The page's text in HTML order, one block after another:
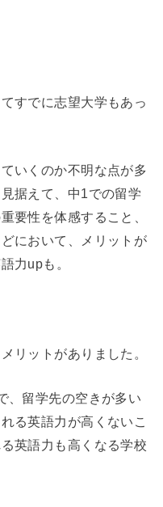
すでに志望大学もあっ
いくのか不明な点が多
据えて、中1での留学
要性を体感すること、
において、メリットが
力upも。
リットがありました。
、留学先の空きが多い
る英語力が高くないこ
英語力も高くなる学校